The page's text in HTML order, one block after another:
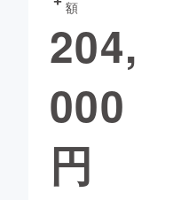
ゲーム・サ
額
204,
000
円